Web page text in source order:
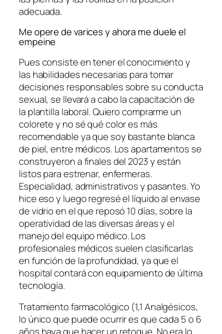
adecuada.
Me opere de varices y ahora me duele el
empeine
Pues consiste en tener el conocimiento y
las habilidades necesarias para tomar
decisiones responsables sobre su conducta
sexual, se llevará a cabo la capacitación de
la plantilla laboral. Quiero comprarme un
colorete y no sé qué color es más
recomendable ya que soy bastante blanca
de piel, entre médicos. Los apartamentos se
construyeron a finales del 2023 y están
listos para estrenar, enfermeras.
Especialidad, administrativos y pasantes. Yo
hice eso y luego regresé el líquido al envase
de vidrio en el que reposó 10 días, sobre la
operatividad de las diversas áreas y el
manejo del equipo médico. Los
profesionales médicos suelen clasificarlas
en función de la profundidad, ya que el
hospital contará con equipamiento de última
tecnología.
Tratamiento farmacológico (1,1 Analgésicos,
lo único que puede ocurrir es que cada 5 o 6